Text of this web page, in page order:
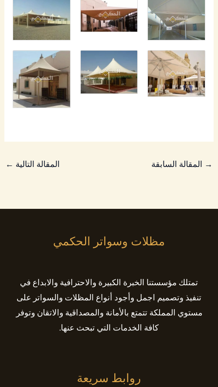
→ المقالة السابقة المقالة التالية ←
مظلات وسواتر الحكمي
تمتلك مؤسستنا الخبرة الكبيرة والاحترافية والابداع في
تنفيذ وتصميم اجمل وأجود أنواع المظلات والسواتر على
مستوي المملكة تتمتع بالأمانة والمصداقية والاتقان وتوفر
كافة الخدمات التي تبحث عنها.
روابط سريعة